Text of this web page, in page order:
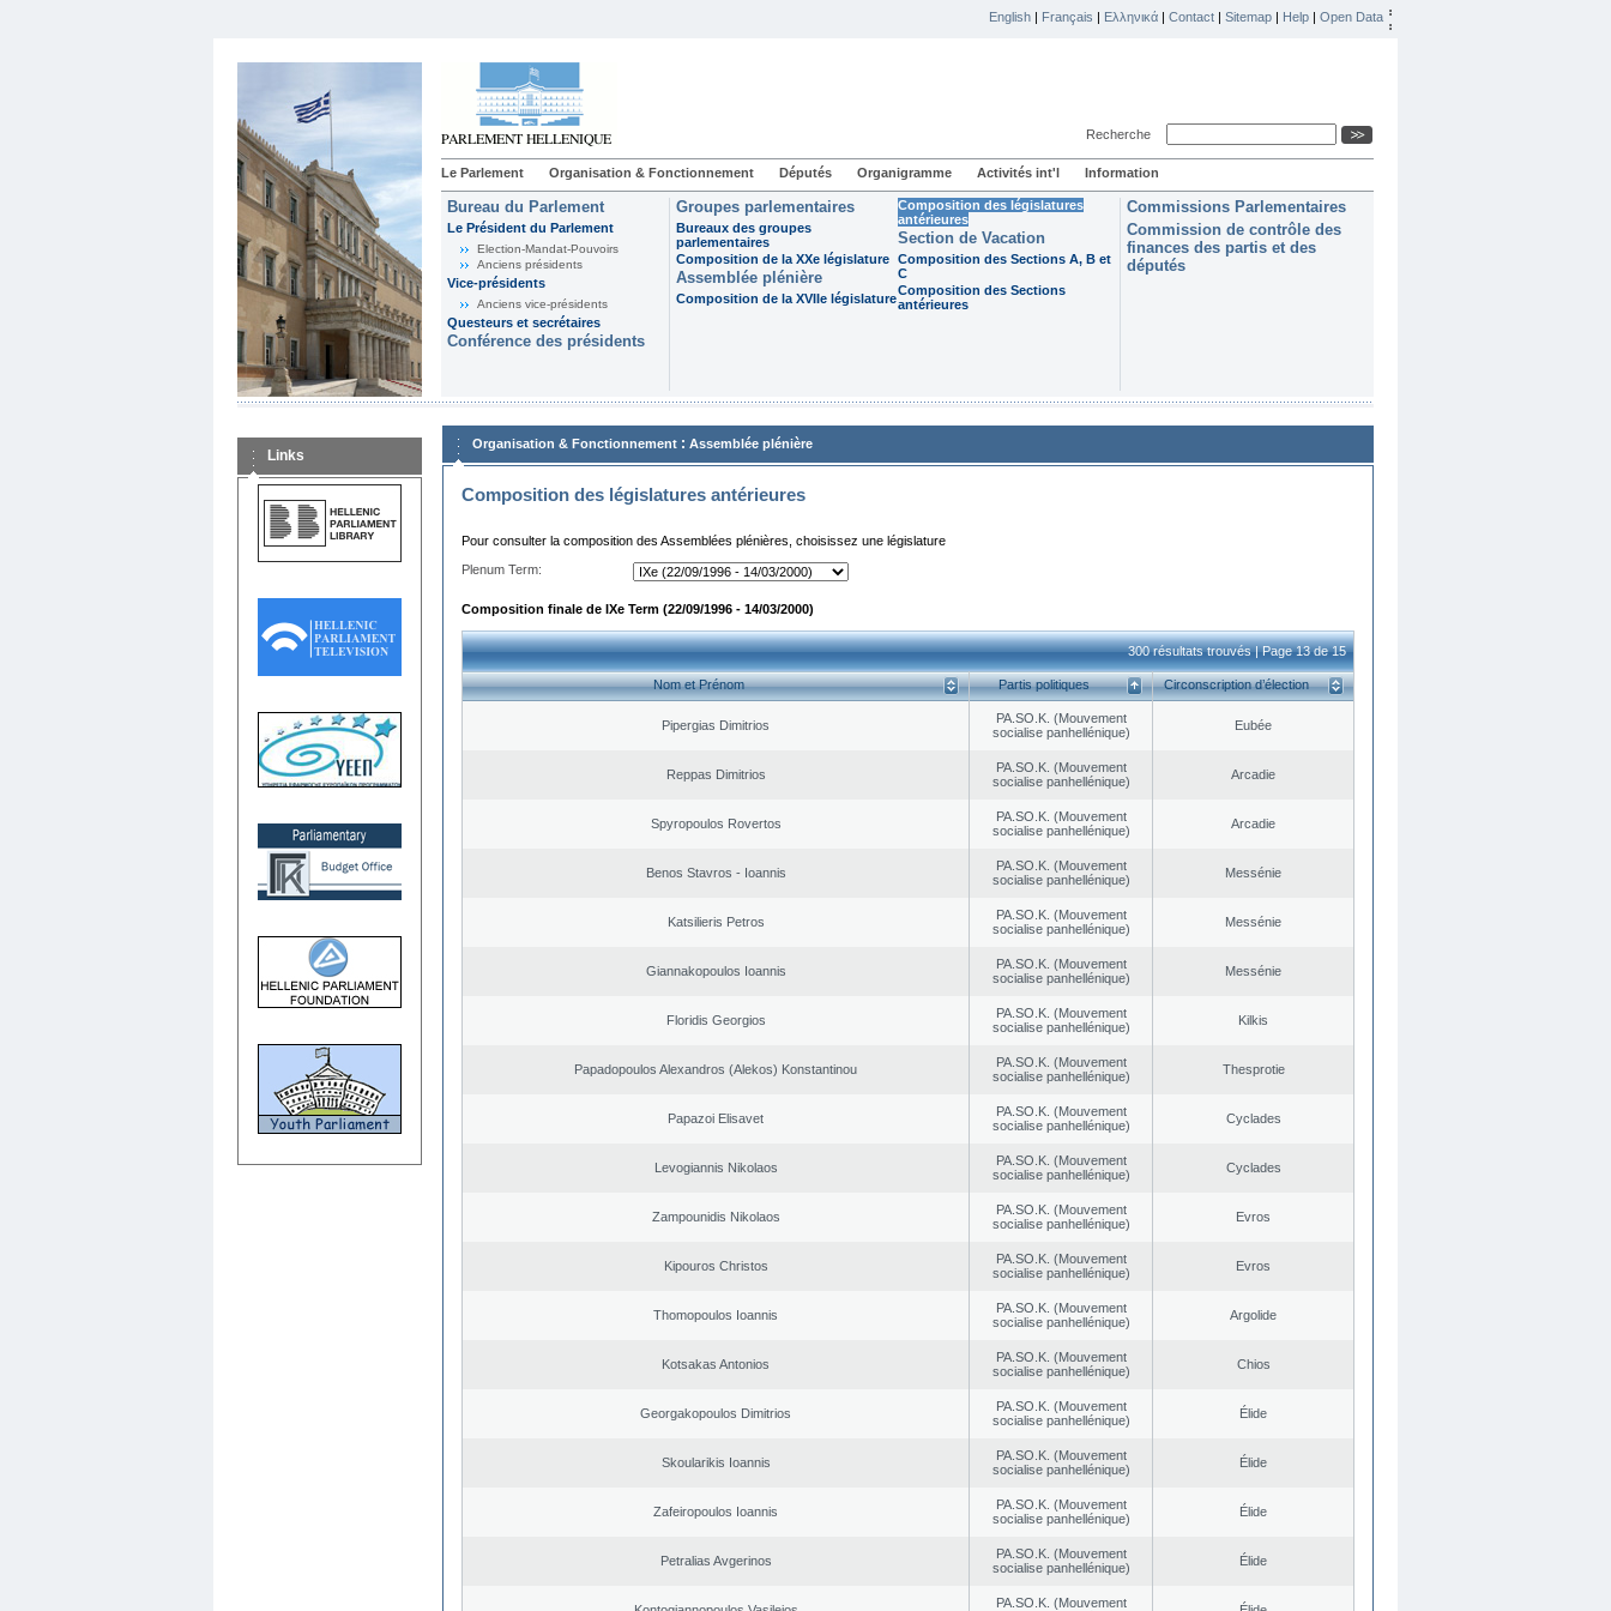
English | Français | Ελληνικά | Contact | Sitemap | Help | Open Data
Recherche
Le Parlement Organisation & Fonctionnement Députés Organigramme Activités int'l Information
Bureau du Parlement
Le Président du Parlement
Election-Mandat-Pouvoirs
Anciens présidents
Vice-présidents
Anciens vice-présidents
Questeurs et secrétaires
Conférence des présidents
Groupes parlementaires
Bureaux des groupes
parlementaires
Composition de la XXe législature
Assemblée plénière
Composition de la XVIIe législature
Composition des législatures
antérieures
Section de Vacation
Composition des Sections A, B et
C
Composition des Sections
antérieures
Commissions Parlementaires
Commission de contrôle des
finances des partis et des
députés
Links
Organisation & Fonctionnement : Assemblée plénière
Composition des législatures antérieures
Pour consulter la composition des Assemblées plénières, choisissez une législature
Plenum Term:
Composition finale de IXe Term (22/09/1996 - 14/03/2000)
300 résultats trouvés | Page 13 de 15
Nom et Prénom Partis politiques Circonscription d’élection
Pipergias Dimitrios
PA.SO.K. (Mouvement
socialise panhellénique)
Eubée
Reppas Dimitrios
PA.SO.K. (Mouvement
socialise panhellénique)
Arcadie
Spyropoulos Rovertos
PA.SO.K. (Mouvement
socialise panhellénique)
Arcadie
Benos Stavros - Ioannis
PA.SO.K. (Mouvement
socialise panhellénique)
Messénie
Katsilieris Petros
PA.SO.K. (Mouvement
socialise panhellénique)
Messénie
Giannakopoulos Ioannis
PA.SO.K. (Mouvement
socialise panhellénique)
Messénie
Floridis Georgios
PA.SO.K. (Mouvement
socialise panhellénique)
Kilkis
Papadopoulos Alexandros (Alekos) Konstantinou
PA.SO.K. (Mouvement
socialise panhellénique)
Thesprotie
Papazoi Elisavet
PA.SO.K. (Mouvement
socialise panhellénique)
Cyclades
Levogiannis Nikolaos
PA.SO.K. (Mouvement
socialise panhellénique)
Cyclades
Zampounidis Nikolaos
PA.SO.K. (Mouvement
socialise panhellénique)
Evros
Kipouros Christos
PA.SO.K. (Mouvement
socialise panhellénique)
Evros
Thomopoulos Ioannis
PA.SO.K. (Mouvement
socialise panhellénique)
Argolide
Kotsakas Antonios
PA.SO.K. (Mouvement
socialise panhellénique)
Chios
Georgakopoulos Dimitrios
PA.SO.K. (Mouvement
socialise panhellénique)
Élide
Skoularikis Ioannis
PA.SO.K. (Mouvement
socialise panhellénique)
Élide
Zafeiropoulos Ioannis
PA.SO.K. (Mouvement
socialise panhellénique)
Élide
Petralias Avgerinos
PA.SO.K. (Mouvement
socialise panhellénique)
Élide
PA.SO.K. (Mouvement